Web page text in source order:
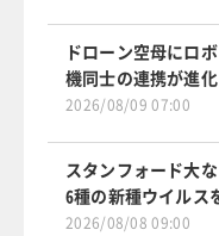
ドローン空母にロ
機同士の連携が進化
2026/08/09 07:00
スタンフォード大
6種の新種ウイルス
2026/08/08 09:00